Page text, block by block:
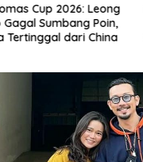
Cup 2026: Leong
Gagal Sumbang Poin,
Tertinggal dari China